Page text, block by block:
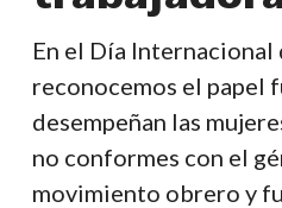
día
para
las
mujeres
trabajadoras
En el Día Internacional
reconocemos el papel
desempeñan las
no conformes con el
movimiento obrero y